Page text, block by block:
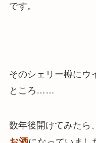
です。
そのシェリー樽にウ
ところ……
数年後開けてみたら、